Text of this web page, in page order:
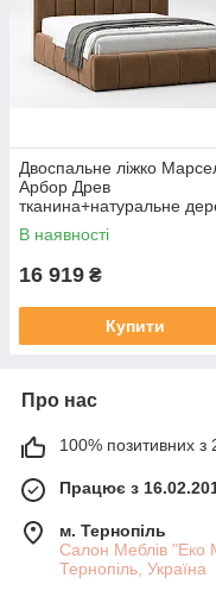
Двоспальне ліжко
Арбор Древ
тканина+натуральне
В наявності
16 919 ₴
Купити
Про нас
100% позитивних з
Працює з
м. Тернопіль
Салон Меблів "Еко
Тернопіль, Україна